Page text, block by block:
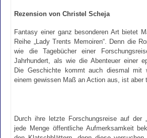
Rezension von Christel Scheja
Fantasy einer ganz besonderen Art bietet
Reihe „Lady Trents Memoiren“. Denn die
wie die Tagebücher einer
Jahrhundert, als wie die Abenteuer einer
Die Geschichte kommt auch diesmal mit
einem gewissen Maß an Action aus, ist aber
Durch ihre letzte Forschungsreise auf der
jede Menge öffentliche Aufmerksamkeit